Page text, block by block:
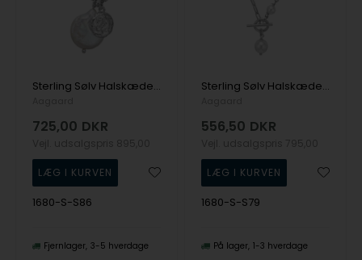
Sterling Sølv Halskæde med Barok fra Aagaard
725,00 DKR
1680-S-S86
Fjernlager 3-5 hverdage
Sterling Sølv Halskæde med Perler fra Aagaard
556,50 DKR
1680-S-S79
På lager 1-3 hverdage